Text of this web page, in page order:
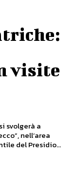
visite
svolgerà a
nell’area
del Presidio...